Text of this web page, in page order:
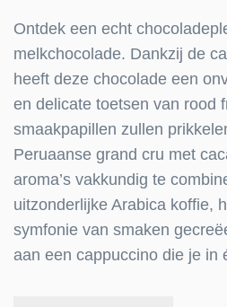
Ontdek een echt
melkchocolade. Dankzij de
heeft deze chocolade een
en delicate toetsen van rood
smaakpapillen zullen
Peruaanse grand cru met
aroma’s vakkundig te
uitzonderlijke Arabica koffie,
symfonie van smaken
aan een cappuccino die je in